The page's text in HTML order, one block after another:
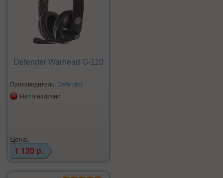
Defender Warhead G-110
Производитель: Defender
Нет в наличии
Цена:
1 120 р.